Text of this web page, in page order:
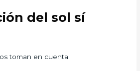
del sol sí
toman en cuenta.